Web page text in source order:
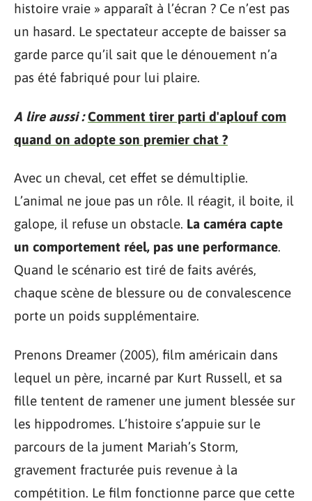
histoire vraie » apparaît à l’écran ? Ce n’est pas
un hasard. Le spectateur accepte de baisser sa
garde parce qu’il sait que le dénouement n’a
pas été fabriqué pour lui plaire.
A lire aussi : Comment tirer parti d'aplouf com
quand on adopte son premier chat ?
Avec un cheval, cet effet se démultiplie.
L’animal ne joue pas un rôle. Il réagit, il boite, il
galope, il refuse un obstacle. La caméra capte
un comportement réel, pas une performance.
Quand le scénario est tiré de faits avérés,
chaque scène de blessure ou de convalescence
porte un poids supplémentaire.
Prenons Dreamer (2005), film américain dans
lequel un père, incarné par Kurt Russell, et sa
fille tentent de ramener une jument blessée sur
les hippodromes. L’histoire s’appuie sur le
parcours de la jument Mariah’s Storm,
gravement fracturée puis revenue à la
compétition. Le film fonctionne parce que cette